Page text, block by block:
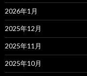
2026年1月
2025年12月
2025年11月
2025年10月